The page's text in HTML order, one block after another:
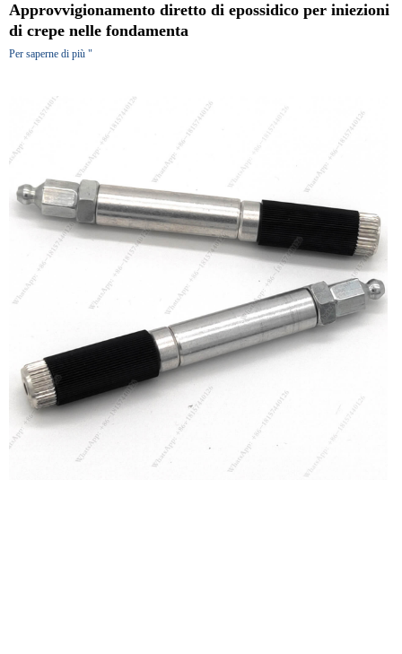
Approvvigionamento diretto di epossidico per iniezioni
di crepe nelle fondamenta
Per saperne di più "